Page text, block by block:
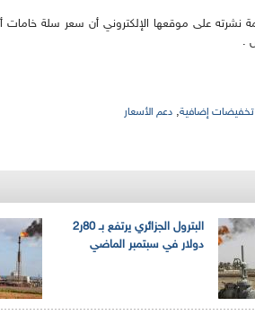
تخفيضات إضافية, دعم الأسعار
البترول الجزائري يرتفع بـ 80ر2
دولار في سبتمبر الماضي